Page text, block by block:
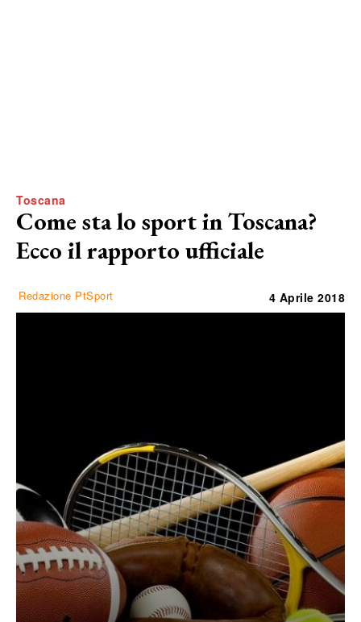
Toscana
Come sta lo sport in Toscana?
Ecco il rapporto ufficiale
Redazione PtSport 4 Aprile 2018